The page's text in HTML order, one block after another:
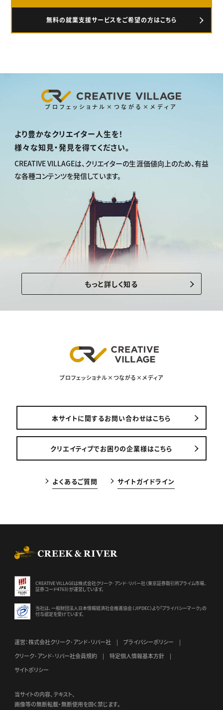
無料の就業支援サービスをご希望の方はこちら
プロフェッショナル×つながる×メディア
より豊かなクリエイター人生を！
様々な知見・発見を得てください。
CREATIVE VILLAGEは、クリエイターの生涯価値向上のため、有益
な各種コンテンツを発信しています。
もっと詳しく知る
プロフェッショナル×つながる×メディア
本サイトに関するお問い合わせはこちら
クリエイティブでお困りの企業様はこちら
よくあるご質問 サイトガイドライン
CREATIVE VILLAGEは株式会社クリーク･アンド･リバー社（東京証券取引所プライム市場、
証券コード4763）が運営しています。
当社は、一般財団法人日本情報経済社会推進協会（JIPDEC）より 「プライバシーマーク」の
付与認定を受けています。
運営：株式会社クリーク･アンド･リバー社
プライバシーポリシー
クリーク･アンド･リバー社会員規約
特定個人情報基本方針
サイトポリシー
当サイトの内容、テキスト、
画像等の無断転載・無断使用を固く禁じます。